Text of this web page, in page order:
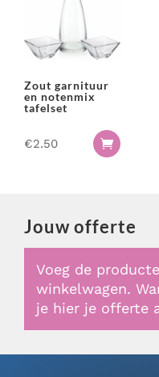
Zout garnituur
en notenmix
tafelset
€2.50 
Jouw offerte
Voeg de
winkelwagen.
je hier je offerte